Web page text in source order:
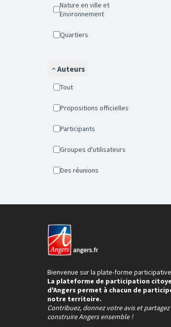
Nature en ville et
Environnement
Quartiers
Auteurs
Tout
Propositions officielles
Participants
Groupes d'utilisateurs
Des réunions
Bienvenue sur la plate-forme
La plateforme de participation
d'Angers permet à chacun de
notre territoire.
Contribuez, donnez votre avis et
construire Angers ensemble !